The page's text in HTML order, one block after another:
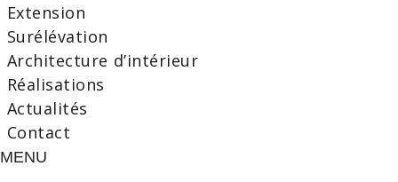
Extension
Surélévation
Architecture d’intérieur
Réalisations
Actualités
Contact
MENU